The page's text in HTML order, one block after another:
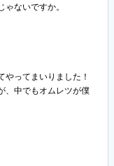
ないですか。
やってまいりました！
、中でもオムレツが僕